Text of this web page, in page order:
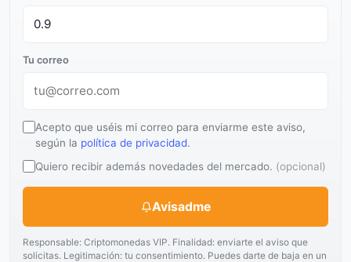
Tu correo
Acepto que uséis mi correo para enviarme este aviso,
según la política de privacidad.
Quiero recibir además novedades del mercado. (opcional)
Avisadme
Responsable: Criptomonedas VIP. Finalidad: enviarte el aviso que
solicitas. Legitimación: tu consentimiento. Puedes darte de baja en un